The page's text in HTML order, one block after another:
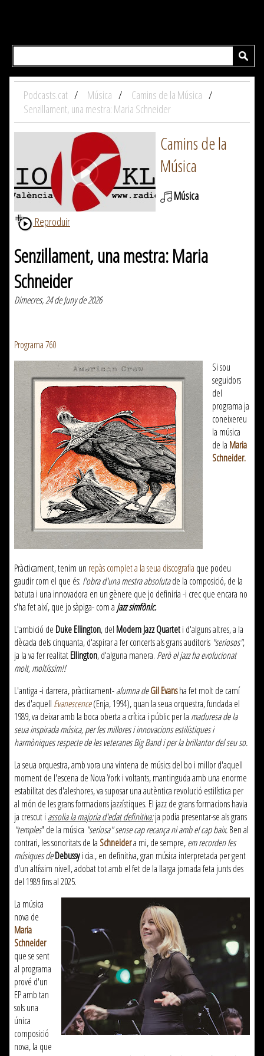
Podcasts.cat Música
Camins de la Música
Senzillament, una mestra: Maria Schneider
Camins de la
Música
Música
Reproduir
Senzillament, una mestra: Maria
Schneider
Dimecres, 24 de Juny de 2026
Programa 760
Si sou
seguidors
del
programa ja
coneixereu
la música
de la Maria
Schneider.
Pràcticament, tenim un repàs complet a laseua discografia que podeu
gaudir com el que és: l'obra d'una mestra absolutade la composició, de la
batuta i una innovadora en un gènere que jo definiria -i crec que encara no
s'ha fet així, que jo sàpiga- com a jazz simfònic.
L'ambició de Duke Ellington, del Modern Jazz Quarteti d'alguns altres, a la
dècada dels cinquanta, d'aspirar a fer concerts als grans auditoris "seriosos",
ja la va fer realitatEllington, d'alguna manera. Però el jazz ha evolucionat
molt, moltíssim!!
L'antiga -i darrera, pràcticament-alumna deGil Evansha fet molt de camí
des d'aquell Evanescence(Enja, 1994), quan laseua orquestra, fundada el
1989, va deixar amb la boca oberta a crítica i públic per la maduresa de la
seuainspirada música, per les millores i innovacions estilístiques i
harmòniques respecte de les veteranes Big Band i per la brillantor del seu so.
Laseua orquestra, amb vora una vintena de músics del bo i millor d'aquell
moment de l'escena de Nova York i voltants, mantinguda amb una enorme
estabilitat des d'aleshores, va suposar una autèntica revolució estilística per
al món de les grans formacions jazzístiques. El jazz de grans formacions havia
ja crescut i assolia la majoria d'edat definitiva:ja podia presentar-se als grans
"temples" de la música "seriosa"sense cap recança ni amb el cap baix.Ben al
contrari, les sonoritats de la Schneidera mi, de sempre,em recorden les
músiques deDebussyi cia.,en definitiva, gran música interpretada per gent
d'un altíssim nivell, adobat tot amb el fet de la llarga jornada feta junts des
del 1989 fins al 2025.
La música
nova de
Maria
Schneider
que se sent
al programa
prové d'un
EP amb tan
sols una
única
composició
nova, la que